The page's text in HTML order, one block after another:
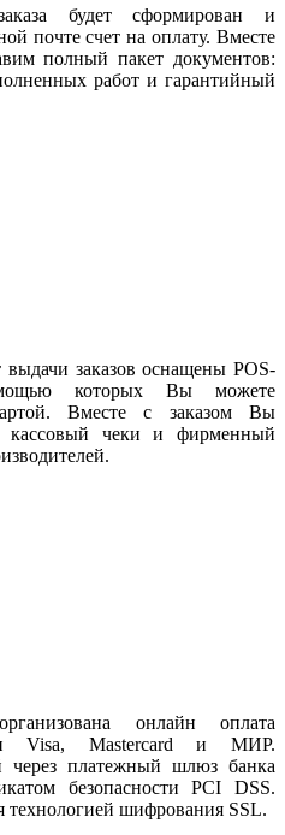
будет сформирован и
почте счет на оплату. Вместе
полный пакет документов:
работ и гарантийный
заказов оснащены POS-
которых Вы можете
Вместе с заказом Вы
кассовый чеки и фирменный
онлайн оплата
Visa, Mastercard и МИР.
через платежный шлюз банка
безопасности PCI DSS.
технологией шифрования SSL.